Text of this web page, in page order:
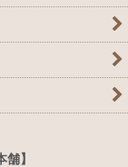
】